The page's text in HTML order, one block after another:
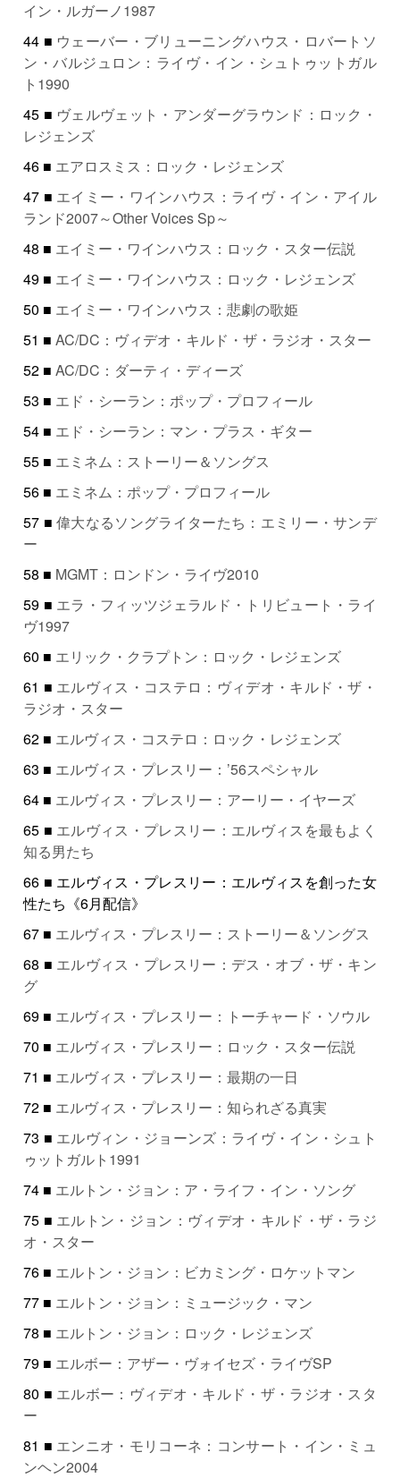
イン・ルガーノ1987
44 ■ ウェーバー・ブリューニングハウス・ロバートソ
ン・バルジュロン：ライヴ・イン・シュトゥットガル
ト1990
45 ■ ヴェルヴェット・アンダーグラウンド：ロック・
レジェンズ
46 ■ エアロスミス：ロック・レジェンズ
47 ■ エイミー・ワインハウス：ライヴ・イン・アイル
ランド2007～Other Voices Sp～
48 ■ エイミー・ワインハウス：ロック・スター伝説
49 ■ エイミー・ワインハウス：ロック・レジェンズ
50 ■ エイミー・ワインハウス：悲劇の歌姫
51 ■AC/DC：ヴィデオ・キルド・ザ・ラジオ・スター
52 ■AC/DC：ダーティ・ディーズ
53 ■ エド・シーラン：ポップ・プロフィール
54 ■ エド・シーラン：マン・プラス・ギター
55 ■ エミネム：ストーリー＆ソングス
56 ■ エミネム：ポップ・プロフィール
57 ■偉大なるソングライターたち：エミリー・サンデ
ー
58 ■ MGMT：ロンドン・ライヴ2010
59 ■ エラ・フィッツジェラルド・トリビュート・ライ
ヴ1997
60 ■ エリック・クラプトン：ロック・レジェンズ
61 ■ エルヴィス・コステロ：ヴィデオ・キルド・ザ・
ラジオ・スター
62 ■ エルヴィス・コステロ：ロック・レジェンズ
63 ■ エルヴィス・プレスリー：’56スペシャル
64 ■ エルヴィス・プレスリー：アーリー・イヤーズ
65 ■ エルヴィス・プレスリー：エルヴィスを最もよく
知る男たち
66 ■ エルヴィス・プレスリー：エルヴィスを創った女
性たち《6月配信》
67 ■ エルヴィス・プレスリー：ストーリー＆ソングス
68 ■ エルヴィス・プレスリー：デス・オブ・ザ・キン
グ
69 ■ エルヴィス・プレスリー：トーチャード・ソウル
70 ■ エルヴィス・プレスリー：ロック・スター伝説
71 ■ エルヴィス・プレスリー：最期の一日
72 ■ エルヴィス・プレスリー：知られざる真実
73 ■ エルヴィン・ジョーンズ：ライヴ・イン・シュト
ゥットガルト1991
74 ■ エルトン・ジョン：ア・ライフ・イン・ソング
75 ■ エルトン・ジョン：ヴィデオ・キルド・ザ・ラジ
オ・スター
76 ■ エルトン・ジョン：ビカミング・ロケットマン
77 ■ エルトン・ジョン：ミュージック・マン
78 ■ エルトン・ジョン：ロック・レジェンズ
79 ■ エルボー：アザー・ヴォイセズ・ライヴSP
80 ■ エルボー：ヴィデオ・キルド・ザ・ラジオ・スタ
ー
81 ■ エンニオ・モリコーネ：コンサート・イン・ミュ
ンヘン2004